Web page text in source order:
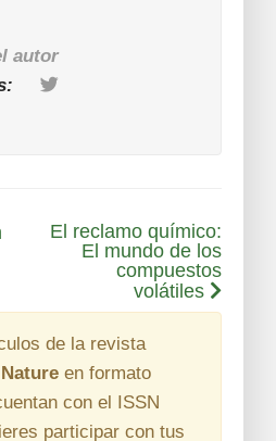
autor
El reclamo químico:
El mundo de los
compuestos
volátiles
de la revista
en formato
con el ISSN
participar con tus